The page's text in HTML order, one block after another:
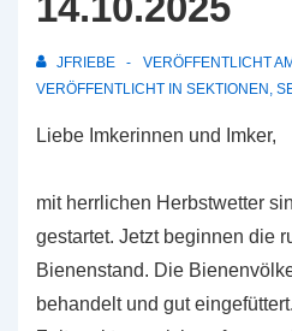
JFRIEBE VERÖFFENTLICHT AM
VERÖFFENTLICHT IN SEKTIONEN ,
Liebe Imkerinnen und Imker,
mit herrlichen Herbstwetter
gestartet. Jetzt beginnen die
Bienenstand. Die
behandelt und gut